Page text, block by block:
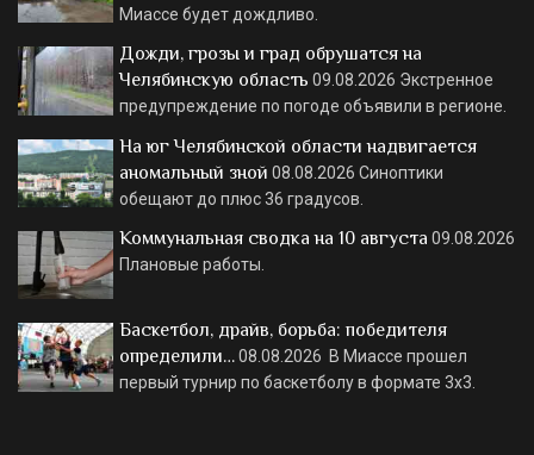
Миассе будет дождливо.
Дожди, грозы и град обрушатся на
Челябинскую область 09.08.2026 Экстренное
предупреждение по погоде объявили в регионе.
На юг Челябинской области надвигается
аномальный зной 08.08.2026 Синоптики
обещают до плюс 36 градусов.
Коммунальная сводка на 10 августа 09.08.2026
Плановые работы.
Баскетбол, драйв, борьба: победителя
определили…08.08.2026 В Миассе прошел
первый турнир по баскетболу в формате 3х3.